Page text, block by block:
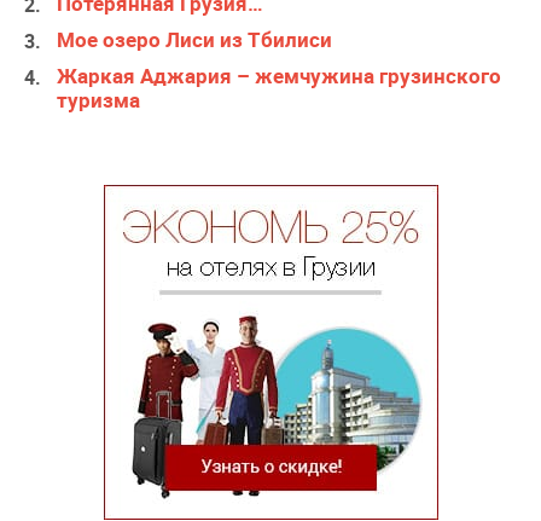
Мое озеро Лиси из Тбилиси
Жаркая Аджария – жемчужина грузинского
туризма